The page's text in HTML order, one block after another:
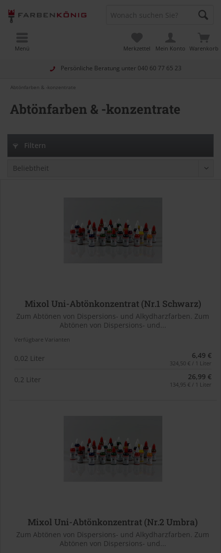
Persönliche Beratung unter 040 60 77 65 23
Warenkorb
Merkzettel Mein Konto
Menü
Abtönfarben & -konzentrate
Abtönfarben & -konzentrate
Filtern
Mixol Uni-Abtönkonzentrat (Nr.1 Schwarz)
Zum Abtönen von Dispersions- und Alkydharzfarben. Zum
Abtönen von Dispersions- und...
Verfügbare Varianten
0,02 Liter 6,49 €
324,50 € / 1 Liter
0,2 Liter 26,99 €
134,95 € / 1 Liter
Mixol Uni-Abtönkonzentrat (Nr.2 Umbra)
Zum Abtönen von Dispersions- und Alkydharzfarben. Zum
Abtönen von Dispersions- und...